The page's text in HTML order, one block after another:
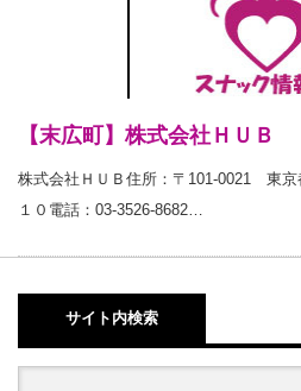
【末広町】株式会社ＨＵＢ
株式会社ＨＵＢ住所：〒101-0021 東京
１０電話：03-3526-8682…
サイト内検索